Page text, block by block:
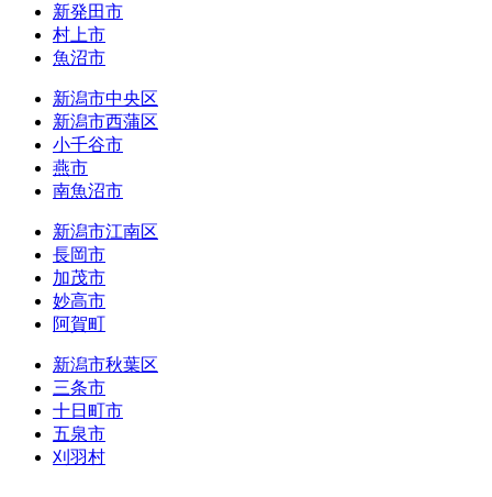
新発田市
村上市
魚沼市
新潟市中央区
新潟市西蒲区
小千谷市
燕市
南魚沼市
新潟市江南区
長岡市
加茂市
妙高市
阿賀町
新潟市秋葉区
三条市
十日町市
五泉市
刈羽村